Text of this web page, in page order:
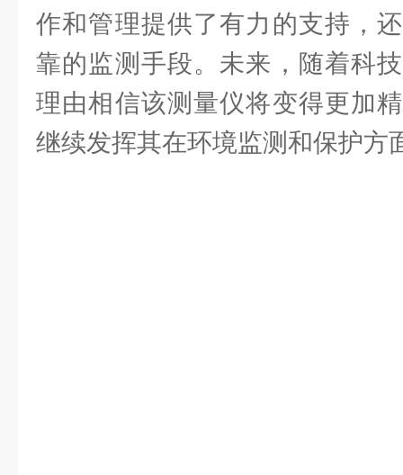
作和管理提供了有力的支持，
靠的监测手段。未来，随着科
理由相信该测量仪将变得更加
继续发挥其在环境监测和保护方